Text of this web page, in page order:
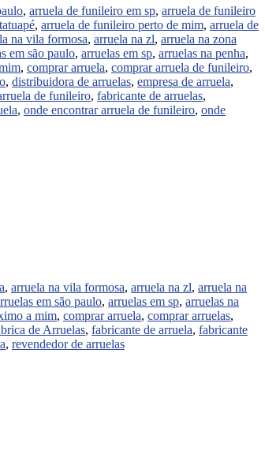
, arruela de funileiro em sp, arruela de funileiro
, arruela de funileiro perto de mim, arruela de
na vila formosa, arruela na zl, arruela na zona
em são paulo, arruelas em sp, arruelas na penha,
, comprar arruela, comprar arruela de funileiro,
, distribuidora de arruelas, empresa de arruela,
de funileiro, fabricante de arruelas,
, onde encontrar arruela de funileiro, onde
, arruela na vila formosa, arruela na zl, arruela na
em são paulo, arruelas em sp, arruelas na
a mim, comprar arruela, comprar arruelas,
de Arruelas, fabricante de arruela, fabricante
, revendedor de arruelas